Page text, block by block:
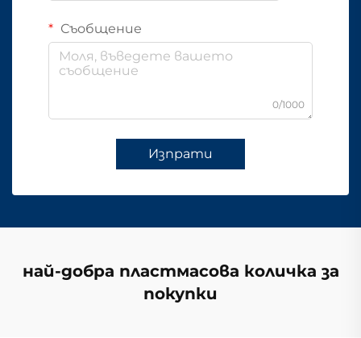
Съобщение
0/1000
Изпрати
най-добра пластмасова количка за
покупки